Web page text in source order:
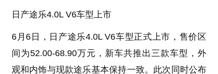
日产途乐4.0L V6车型上市
6月6日，日产途乐4.0L V6车型正式上市，售价区
间为52.00-68.90万元，新车共推出三款车型，外
观和内饰与现款途乐基本保持一致。此次同时公布